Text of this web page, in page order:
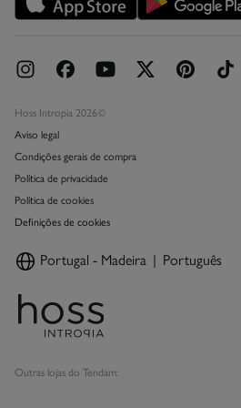
Hoss Intropia 2026©
Aviso legal
Condições gerais de compra
Política de privacidade
Política de cookies
Definições de cookies
Portugal - Madeira Português
Outras lojas do Tendam: